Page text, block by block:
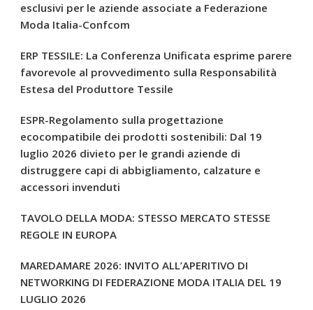
esclusivi per le aziende associate a Federazione
Moda Italia-Confcom
ERP TESSILE: La Conferenza Unificata esprime parere
favorevole al provvedimento sulla Responsabilità
Estesa del Produttore Tessile
ESPR-Regolamento sulla progettazione
ecocompatibile dei prodotti sostenibili: Dal 19
luglio 2026 divieto per le grandi aziende di
distruggere capi di abbigliamento, calzature e
accessori invenduti
TAVOLO DELLA MODA: STESSO MERCATO STESSE
REGOLE IN EUROPA
MAREDAMARE 2026: INVITO ALL’APERITIVO DI
NETWORKING DI FEDERAZIONE MODA ITALIA DEL 19
LUGLIO 2026